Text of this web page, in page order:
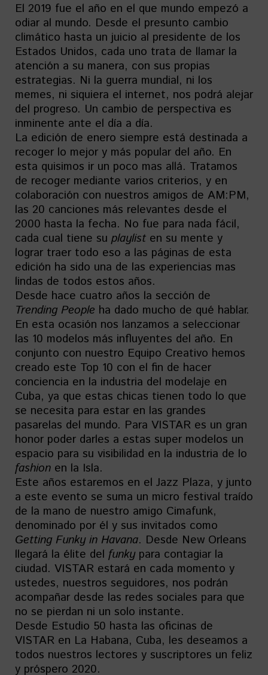
El 2019 fue el año en el que mundo empezó a
odiar al mundo. Desde el presunto cambio
climático hasta un juicio al presidente de los
Estados Unidos, cada uno trata de llamar la
atención a su manera, con sus propias
estrategias. Ni la guerra mundial, ni los
memes, ni siquiera el internet, nos podrá alejar
del progreso. Un cambio de perspectiva es
inminente ante el día a día.
La edición de enero siempre está destinada a
recoger lo mejor y más popular del año. En
esta quisimos ir un poco mas allá. Tratamos
de recoger mediante varios criterios, y en
colaboración con nuestros amigos de AM:PM,
las 20 canciones más relevantes desde el
2000 hasta la fecha. No fue para nada fácil,
cada cual tiene su playlist en su mente y
lograr traer todo eso a las páginas de esta
edición ha sido una de las experiencias mas
lindas de todos estos años.
Desde hace cuatro años la sección de
Trending People ha dado mucho de qué hablar.
En esta ocasión nos lanzamos a seleccionar
las 10 modelos más influyentes del año. En
conjunto con nuestro Equipo Creativo hemos
creado este Top 10 con el fin de hacer
conciencia en la industria del modelaje en
Cuba, ya que estas chicas tienen todo lo que
se necesita para estar en las grandes
pasarelas del mundo. Para VISTAR es un gran
honor poder darles a estas super modelos un
espacio para su visibilidad en la industria de lo
fashion en la Isla.
Este años estaremos en el Jazz Plaza, y junto
a este evento se suma un micro festival traído
de la mano de nuestro amigo Cimafunk,
denominado por él y sus invitados como
Getting Funky in Havana. Desde New Orleans
llegará la élite del funkypara contagiar la
ciudad. VISTAR estará en cada momento y
ustedes, nuestros seguidores, nos podrán
acompañar desde las redes sociales para que
no se pierdan ni un solo instante.
Desde Estudio 50 hasta las oficinas de
VISTAR en La Habana, Cuba, les deseamos a
todos nuestros lectores y suscriptores un feliz
y próspero 2020.